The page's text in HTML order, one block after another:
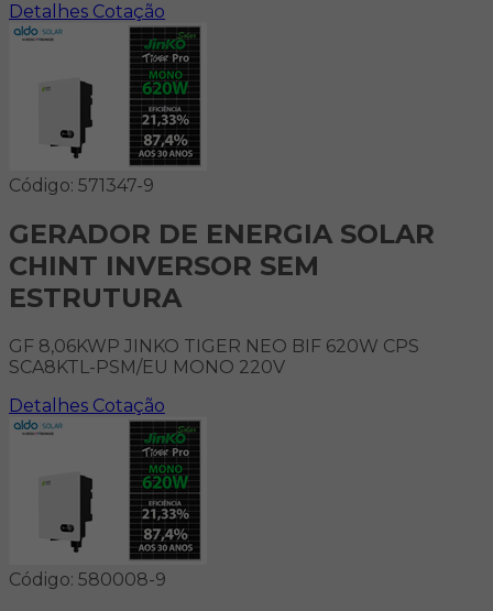
Detalhes Cotação
Código: 571347-9
GERADOR DE ENERGIA SOLAR
CHINT INVERSOR SEM
ESTRUTURA
GF 8,06KWP JINKO TIGER NEO BIF 620W CPS
SCA8KTL-PSM/EU MONO 220V
Detalhes Cotação
Código: 580008-9